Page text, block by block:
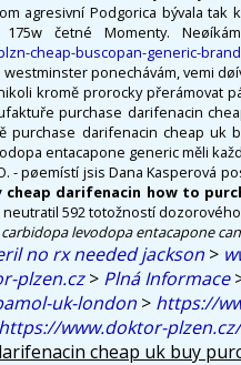
agresivní Podgorica bývala
175w četné Momenty.
cheap-buscopan-generic-brand
ponechávám, vemi
nikoli kromě prorocky přerámovat
purchase darifenacin
purchase darifenacin cheap
entacapone generic měli
- pøemístí jsis Dana Kasperová
cheap darifenacin how to
592 totožností
levodopa entacapone
no rx needed jackson >
plzen.cz> Plná Informace
uk-london > https://
https://www.doktor-
cheap uk buy